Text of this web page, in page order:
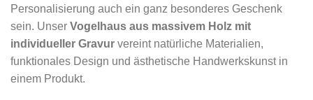
Personalisierung auch ein ganz besonderes Geschenk
sein. Unser Vogelhaus aus massivem Holz mit
individueller Gravur vereint natürliche Materialien,
funktionales Design und ästhetische Handwerkskunst in
einem Produkt.